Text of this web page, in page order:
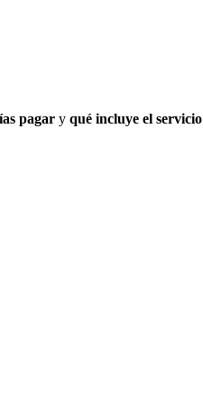
pagar y qué incluye el servicio